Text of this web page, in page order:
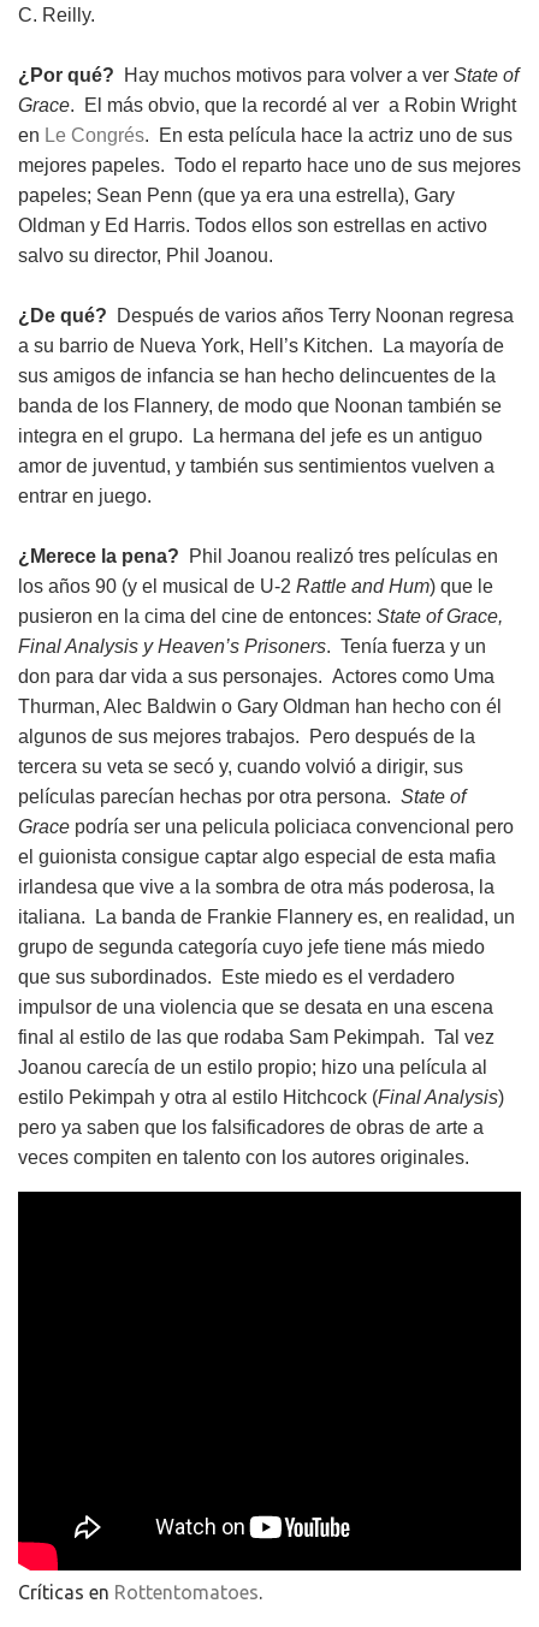
C. Reilly.
¿Por qué? Hay muchos motivos para volver a ver State of
Grace. El más obvio, que la recordé al ver a Robin Wright
en Le Congrés. En esta película hace la actriz uno de sus
mejores papeles. Todo el reparto hace uno de sus mejores
papeles; Sean Penn (que ya era una estrella), Gary
Oldman y Ed Harris. Todos ellos son estrellas en activo
salvo su director, Phil Joanou.
¿De qué?
Después de varios años Terry Noonan regresa
a su barrio de Nueva York, Hell’s Kitchen. La mayoría de
sus amigos de infancia se han hecho delincuentes de la
banda de los Flannery, de modo que Noonan también se
integra en el grupo. La hermana del jefe es un antiguo
amor de juventud, y también sus sentimientos vuelven a
entrar en juego.
¿Merece la pena? Phil Joanou realizó tres películas en
los años 90 (y el musical de U-2 Rattle and Hum) que le
pusieron en la cima del cine de entonces: State of Grace,
Final Analysis y Heaven’s Prisoners. Tenía fuerza y un
don para dar vida a sus personajes. Actores como Uma
Thurman, Alec Baldwin o Gary Oldman han hecho con él
algunos de sus mejores trabajos. Pero después de la
tercera su veta se secó y, cuando volvió a dirigir, sus
películas parecían hechas por otra persona. State of
Grace podría ser una pelicula policiaca convencional pero
el guionista consigue captar algo especial de esta mafia
irlandesa que vive a la sombra de otra más poderosa, la
italiana. La banda de Frankie Flannery es, en realidad, un
grupo de segunda categoría cuyo jefe tiene más miedo
que sus subordinados. Este miedo es el verdadero
impulsor de una violencia que se desata en una escena
final al estilo de las que rodaba Sam Pekimpah. Tal vez
Joanou carecía de un estilo propio; hizo una película al
estilo Pekimpah y otra al estilo Hitchcock (Final Analysis)
pero ya saben que los falsificadores de obras de arte a
veces compiten en talento con los autores originales.
Críticas en Rottentomatoes.